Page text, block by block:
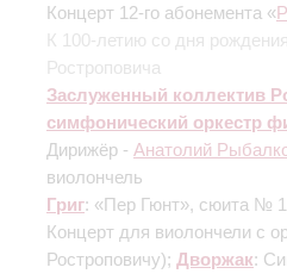
Концерт 12-го абонемента «
К 100-летию со дня
Ростроповича
Заслуженный коллектив
симфонический оркестр
Дирижёр - Анатолий
виолончель
Григ: «Пер Гюнт», сюита №
Концерт для виолончели с
Ростроповичу); Дворжак: